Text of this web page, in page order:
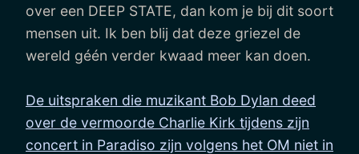
over een DEEP STATE, dan kom je bij dit soort
mensen uit. Ik ben blij dat deze griezel de
wereld géén verder kwaad meer kan doen.
De uitspraken die muzikant Bob Dylan deed
over de vermoorde Charlie Kirk tijdens zijn
concert in Paradiso zijn volgens het OM niet in